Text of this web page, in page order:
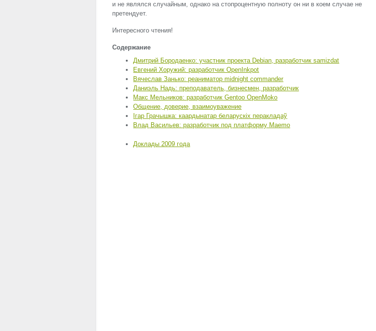
и не являлся случайным, однако на стопроцентную полноту он ни в коем случае не
претендует.
Интересного чтения!
Содержание
Дмитрий Бородаенко: участник проекта Debian, разработчик samizdat
Евгений Хоружий: разработчик OpenInkpot
Вячеслав Занько: реаниматор midnight commander
Даниэль Надь: преподаватель, бизнесмен, разработчик
Макс Мельников: разработчик Gentoo OpenMoko
Общение, доверие, взаимоуважение
Ігар Грачышка: каардынатар беларускіх перакладаў
Влад Васильев: разработчик под платформу Maemo
Доклады 2009 года